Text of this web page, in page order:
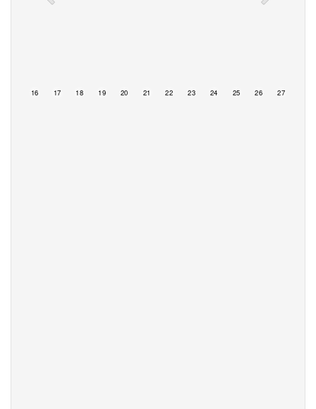
16 17 18 19 20 21 22 23 24 25 26 27